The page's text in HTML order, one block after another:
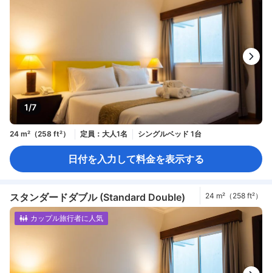
1/7
24 m²（258 ft²） 定員：大人1名 シングルベッド 1台
日付を入力して料金を表示する
スタンダードダブル (Standard Double) 24 m²（258 ft²）
カップル旅行者に人気